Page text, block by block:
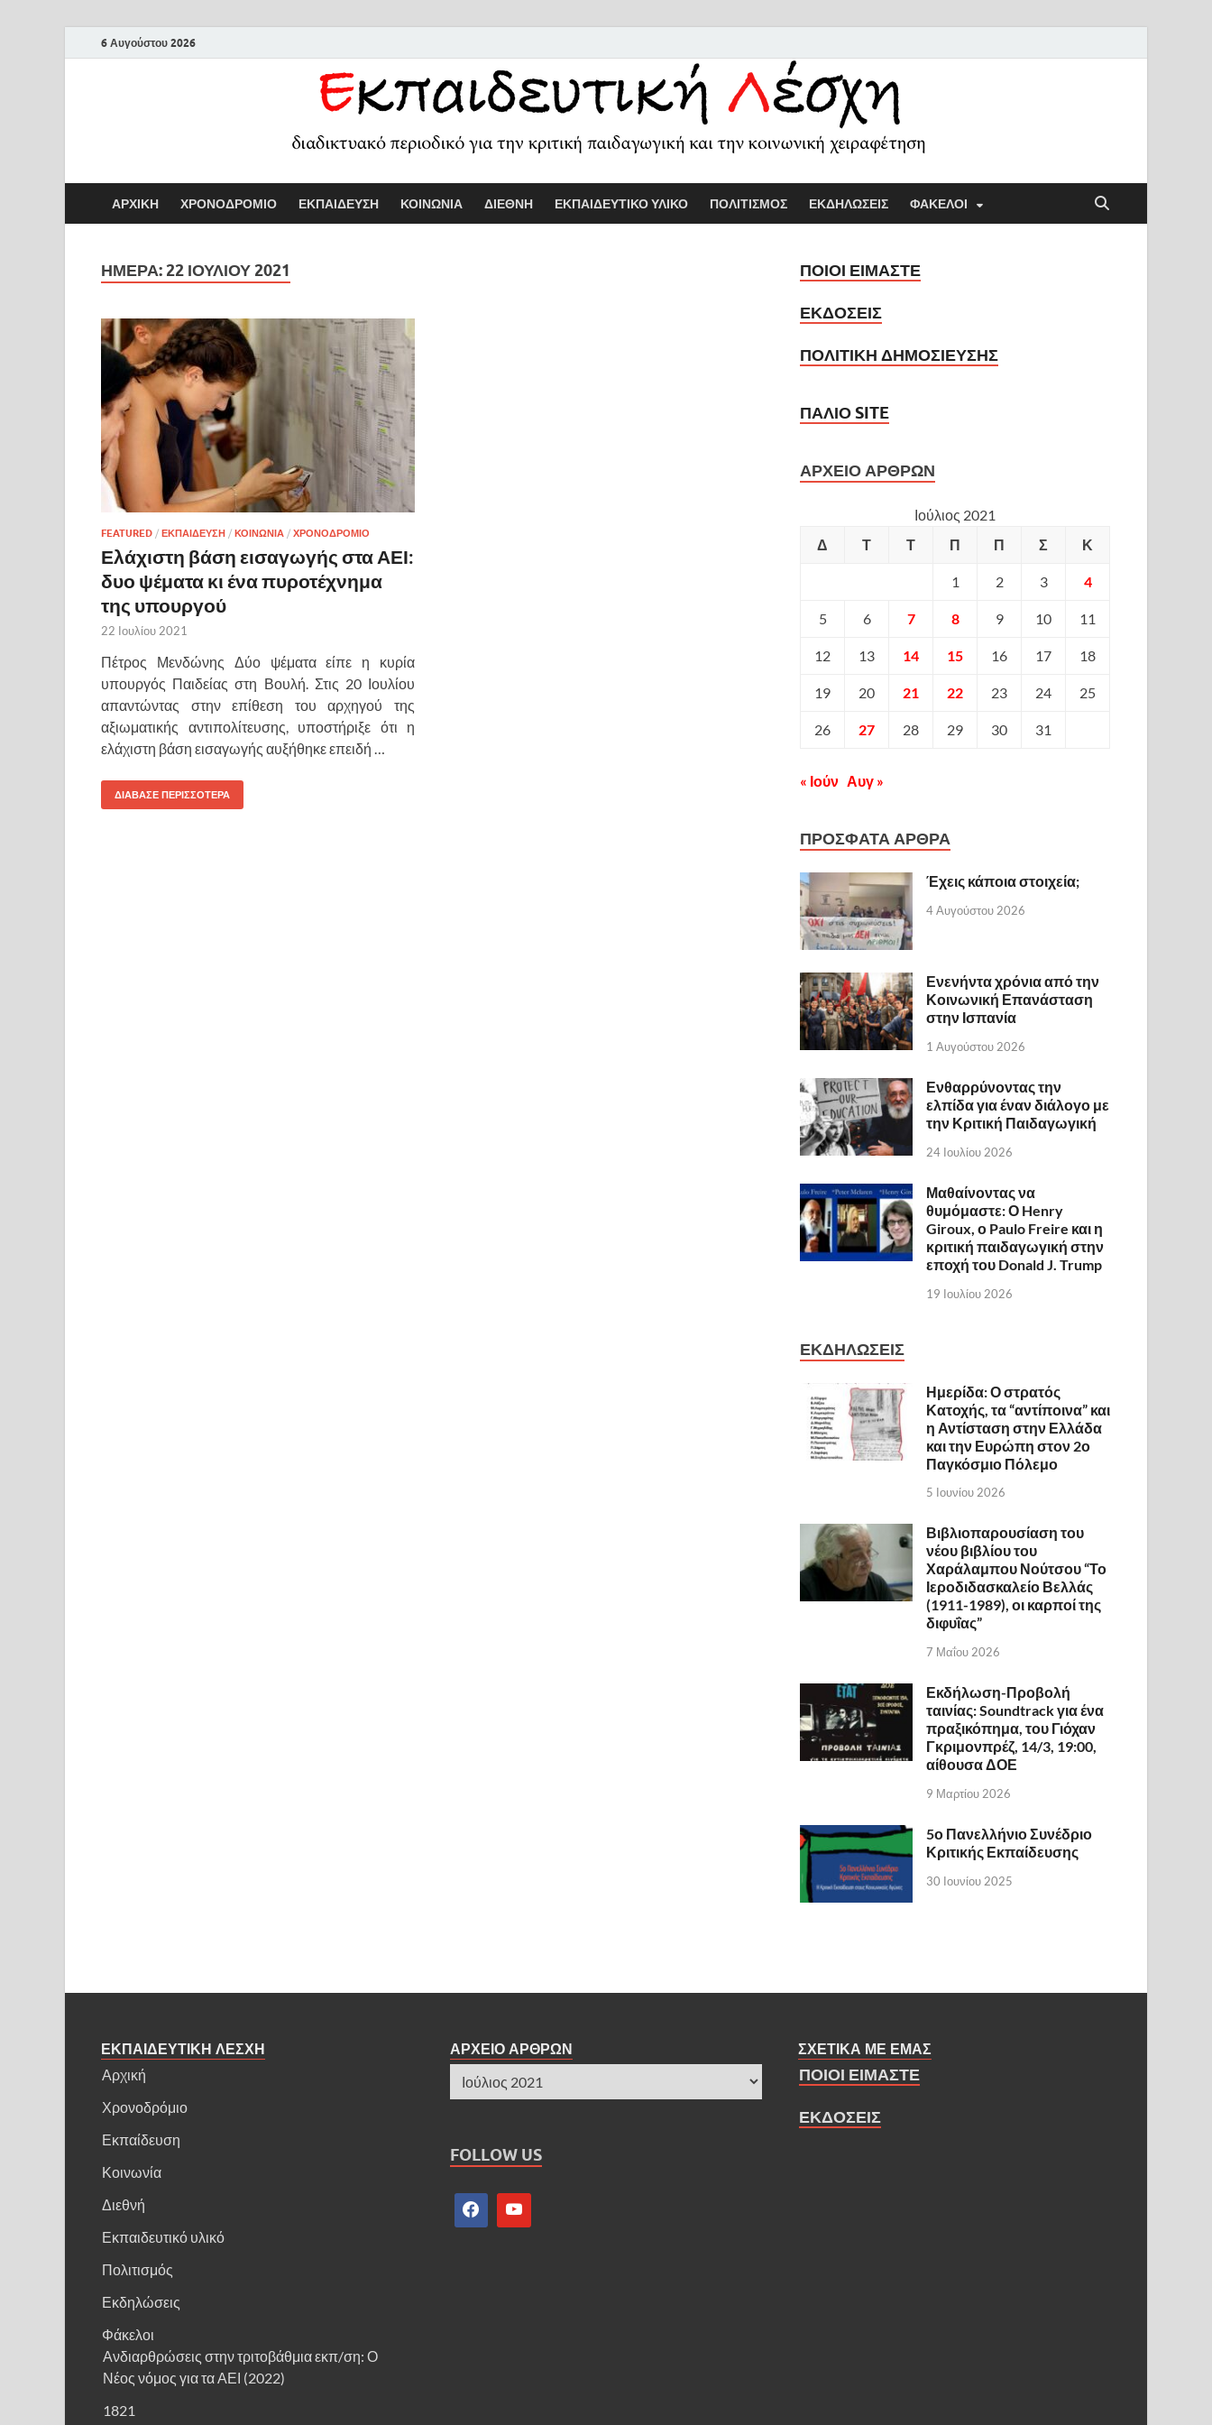
6 Αυγούστου 2026
Εκπαιδευτική Λέσχη
ΑΡΧΙΚΗ ΧΡΟΝΟΔΡΟΜΙΟ ΕΚΠΑΙΔΕΥΣΗ ΚΟΙΝΩΝΙΑ ΔΙΕΘΝΗ ΕΚΠΑΙΔΕΥΤΙΚΟ ΥΛΙΚΟ ΠΟΛΙΤΙΣΜΟΣ ΕΚΔΗΛΩΣΕΙΣ ΦΑΚΕΛΟΙ
ΗΜΕΡΑ:22 ΙΟΥΛΙΟΥ 2021
FEATURED / ΕΚΠΑΙΔΕΥΣΗ / ΚΟΙΝΩΝΙΑ / ΧΡΟΝΟΔΡΟΜΙΟ
Ελάχιστη βάση εισαγωγής στα ΑΕΙ:
δυο ψέματα κι ένα πυροτέχνημα
της υπουργού
22 Ιουλίου 2021
Πέτρος Μενδώνης Δύο ψέματα είπε η κυρία
υπουργός Παιδείας στη Βουλή. Στις 20 Ιουλίου
απαντώντας στην επίθεση του αρχηγού της
αξιωματικής αντιπολίτευσης, υποστήριξε ότι η
ελάχιστη βάση εισαγωγής αυξήθηκε επειδή …
ΔΙΑΒΑΣΕ ΠΕΡΙΣΣΟΤΕΡΑ
ΠΟΙΟΙ ΕΙΜΑΣΤΕ
ΕΚΔΟΣΕΙΣ
ΠΟΛΙΤΙΚΗ ΔΗΜΟΣΙΕΥΣΗΣ
ΠΑΛΙΟ SITE
ΑΡΧΕΙΟ ΑΡΘΡΩΝ
Ιούλιος 2021
Δ
Τ Τ Π Π Σ Κ
1 2 3 4
5 6 7 8 9 10 11
12 13 14 15 16 17 18
19 20 21 22 23 24 25
26 27 28 29 30 31
« Ιούν Αυγ »
ΠΡΟΣΦΑΤΑ ΑΡΘΡΑ
Έχεις κάποια στοιχεία;
4 Αυγούστου 2026
Ενενήντα χρόνια από την
Κοινωνική Επανάσταση
στην Ισπανία
1 Αυγούστου 2026
Ενθαρρύνοντας την
ελπίδα για έναν διάλογο με
την Κριτική Παιδαγωγική
24 Ιουλίου 2026
Μαθαίνοντας να
θυμόμαστε: Ο Henry
Giroux, ο Paulo Freire και η
κριτική παιδαγωγική στην
εποχή του Donald J. Trump
19 Ιουλίου 2026
ΕΚΔΗΛΩΣΕΙΣ
Ημερίδα: Ο στρατός
Κατοχής, τα “αντίποινα” και
η Αντίσταση στην Ελλάδα
και την Ευρώπη στον 2ο
Παγκόσμιο Πόλεμο
5 Ιουνίου 2026
Βιβλιοπαρουσίαση του
νέου βιβλίου του
Χαράλαμπου Νούτσου “Το
Ιεροδιδασκαλείο Βελλάς
(1911-1989), οι καρποί της
διφυΐας”
7 Μαΐου 2026
Εκδήλωση-Προβολή
ταινίας: Soundtrack για ένα
πραξικόπημα, του Γιόχαν
Γκριμονπρέζ, 14/3, 19:00,
αίθουσα ΔΟΕ
9 Μαρτίου 2026
5ο Πανελλήνιο Συνέδριο
Κριτικής Εκπαίδευσης
30 Ιουνίου 2025
ΕΚΠΑΙΔΕΥΤΙΚΗ ΛΕΣΧΗ
Αρχική
Χρονοδρόμιο
Εκπαίδευση
Κοινωνία
Διεθνή
Εκπαιδευτικό υλικό
Πολιτισμός
Εκδηλώσεις
Φάκελοι
Ανδιαρθρώσεις στην τριτοβάθμια εκπ/ση: Ο
Νέος νόμος για τα ΑΕΙ (2022)
1821
ΑΡΧΕΙΟ ΑΡΘΡΩΝ
FOLLOW US
ΣΧΕΤΙΚΑ ΜΕ ΕΜΑΣ
ΠΟΙΟΙ ΕΙΜΑΣΤΕ
ΕΚΔΟΣΕΙΣ